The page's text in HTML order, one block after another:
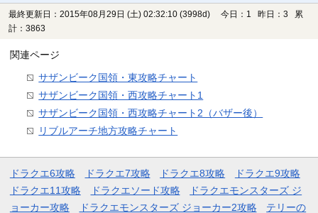
最終更新日：2015年08月29日 (土) 02:32:10 (3998d)
今日：1 昨日：3 累
計：3863
関連ページ
サザンビーク国領・東攻略チャート
サザンビーク国領・西攻略チャート1
サザンビーク国領・西攻略チャート2（バザー後）
リブルアーチ地方攻略チャート
ドラクエ6攻略 ドラクエ7攻略 ドラクエ8攻略
ドラクエ9攻略
ドラクエ11攻略
ドラクエソード攻略
ドラクエモンスターズ ジ
ョーカー攻略
ドラクエモンスターズ ジョーカー2攻略 テリーの